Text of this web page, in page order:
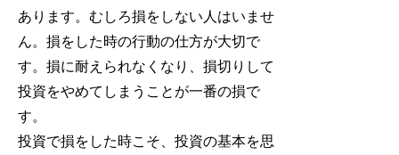
あります。むしろ損をしない人はいませ
ん。損をした時の行動の仕方が大切で
す。損に耐えられなくなり、損切りして
投資をやめてしまうことが一番の損で
す。
投資で損をした時こそ、投資の基本を思